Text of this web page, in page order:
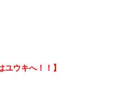
ユウキへ！！】